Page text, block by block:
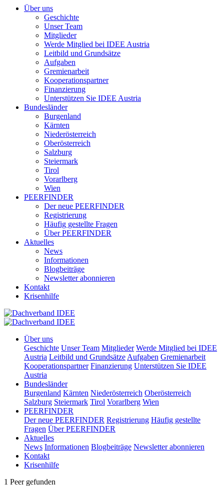
Über uns
Geschichte
Unser Team
Mitglieder
Werde Mitglied bei IDEE Austria
Leitbild und Grundsätze
Aufgaben
Gremienarbeit
Kooperationspartner
Finanzierung
Unterstützen Sie IDEE Austria
Bundesländer
Burgenland
Kärnten
Niederösterreich
Oberösterreich
Salzburg
Steiermark
Tirol
Vorarlberg
Wien
PEERFINDER
Der neue PEERFINDER
Registrierung
Häufig gestellte Fragen
Über PEERFINDER
Aktuelles
News
Informationen
Blogbeiträge
Newsletter abonnieren
Kontakt
Krisenhilfe
Über uns
Geschichte Unser Team Mitglieder Werde Mitglied bei IDEE
Austria Leitbild und Grundsätze Aufgaben Gremienarbeit
Kooperationspartner Finanzierung Unterstützen Sie IDEE
Austria
Bundesländer
Burgenland Kärnten Niederösterreich Oberösterreich
Salzburg Steiermark Tirol Vorarlberg Wien
PEERFINDER
Der neue PEERFINDER Registrierung Häufig gestellte
Fragen Über PEERFINDER
Aktuelles
News Informationen Blogbeiträge Newsletter abonnieren
Kontakt
Krisenhilfe
1 Peer gefunden